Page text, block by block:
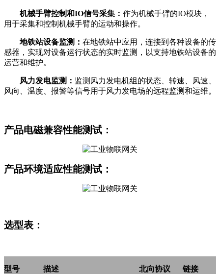
机械手臂控制和IO信号采集： 作为机械手臂的IO模块，
用于采集和控制机械手臂的运动和操作。
地铁站设备监测： 在地铁站中应用，连接到各种设备的传
感器，实现对设备运行状态的实时监测，以支持地铁站设备的
运营和维护。
风力发电监测： 监测风力发电机组的状态、转速、风速、
风向、温度、报警等信号用于风力发电场的远程监测和运维。
产品电磁兼容性能测试：
产品环境适应性能测试：
选型表：
型号 描述 北向协议 链接